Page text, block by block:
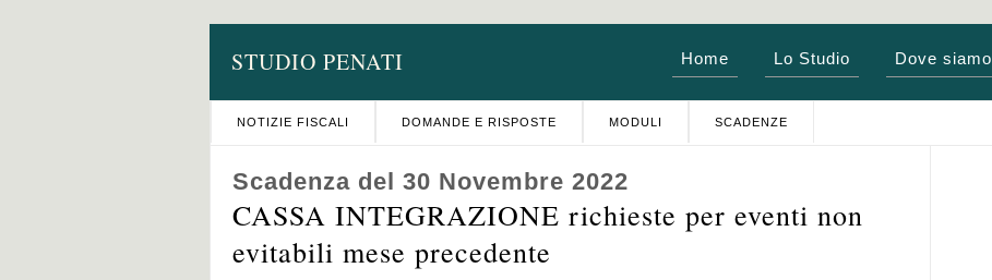
STUDIO PENATI Home Lo Studio Dove siamo
NOTIZIE FISCALI DOMANDE E RISPOSTE MODULI SCADENZE
Scadenza del 30 Novembre 2022
CASSA INTEGRAZIONE richieste per eventi non
evitabili mese precedente